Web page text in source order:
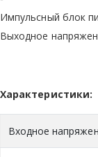
Импульсный блок
Выходное
Характеристики:
Входное